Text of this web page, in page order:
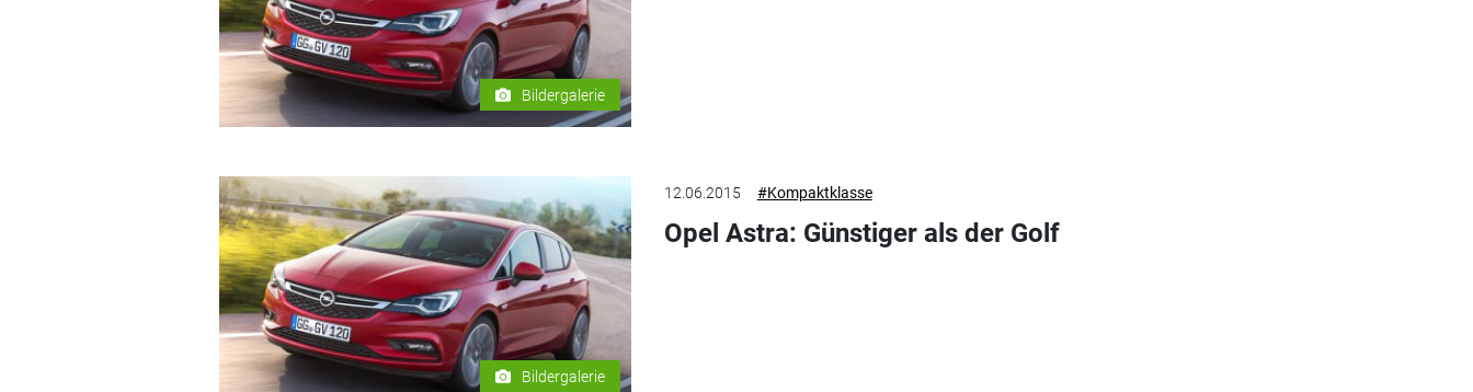
Bildergalerie
Bildergalerie
12.06.2015 #Kompaktklasse
Opel Astra: Günstiger als der Golf